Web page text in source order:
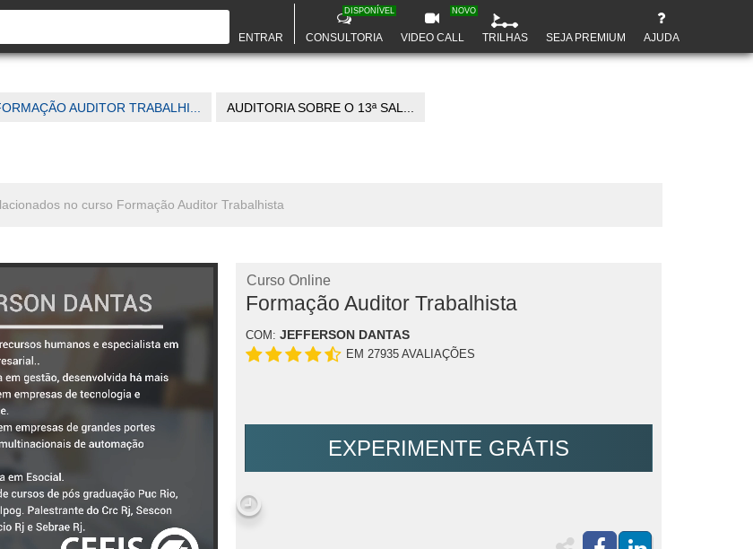
ENTRAR CONSULTORIA
DISPONÍVEL
VIDEO CALL
NOVO
TRILHAS SEJA PREMIUM AJUDA
AUDITOR TRABALHI... AUDITORIA SOBRE O 13ª SAL...
no curso Formação Auditor Trabalhista
Curso Online
Formação Auditor Trabalhista
COM: JEFFERSON DANTAS
EM 27935 AVALIAÇÕES
EXPERIMENTE GRÁTIS